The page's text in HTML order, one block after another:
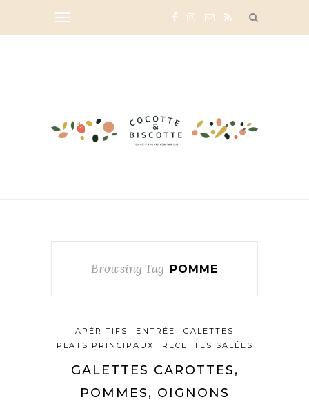
Browsing Tag POMME
APÉRITIFS ENTRÉE
GALETTES
PLATS PRINCIPAUX
RECETTES SALÉES
GALETTES CAROTTES,
POMMES, OIGNONS